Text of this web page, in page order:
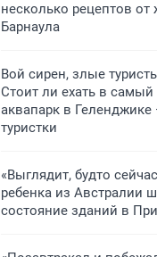
несколько рецептов
Барнаула
Вой сирен, злые
Стоит ли ехать в
аквапарк в
туристки
«Выглядит, будто
ребенка из Австралии
состояние зданий в